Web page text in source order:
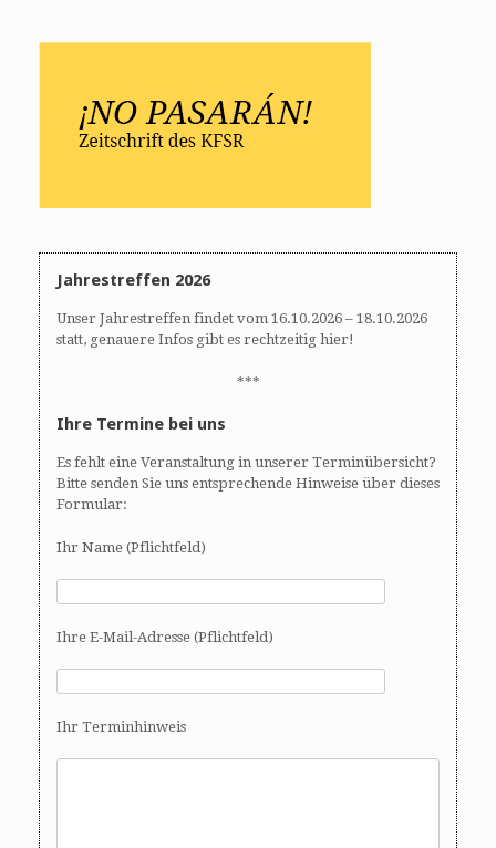
Jahrestreffen 2026
Unser Jahrestreffen findet vom 16.10.2026 – 18.10.2026
statt, genauere Infos gibt es rechtzeitig hier!
***
Ihre Termine bei uns
Es fehlt eine Veranstaltung in unserer Terminübersicht?
Bitte senden Sie uns entsprechende Hinweise über dieses
Formular:
Ihr Name (Pflichtfeld)
Ihre E-Mail-Adresse (Pflichtfeld)
Ihr Terminhinweis